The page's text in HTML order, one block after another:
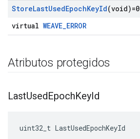
StoreLastUsedEpochKeyId(void)=0
virtual WEAVE_ERROR
Atributos protegidos
LastUsedEpochKeyId
uint32_t LastUsedEpochKeyId